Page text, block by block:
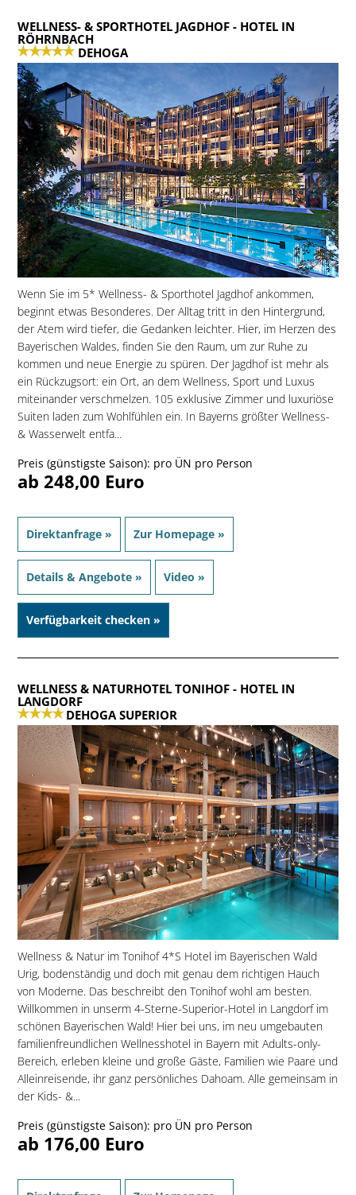
WELLNESS- & SPORTHOTEL JAGDHOF- HOTEL IN
RÖHRNBACH
DEHOGA
Wenn Sie im 5* Wellness- & Sporthotel Jagdhof ankommen,
beginnt etwas Besonderes. Der Alltag tritt in den Hintergrund,
der Atem wird tiefer, die Gedanken leichter. Hier, im Herzen des
Bayerischen Waldes, finden Sie den Raum, um zur Ruhe zu
kommen und neue Energie zu spüren. Der Jagdhof ist mehr als
ein Rückzugsort: ein Ort, an dem Wellness, Sport und Luxus
miteinander verschmelzen. 105 exklusive Zimmer und luxuriöse
Suiten laden zum Wohlfühlen ein. In Bayerns größter Wellness-
& Wasserwelt entfa...
Preis (günstigste Saison): pro ÜN pro Person
ab 248,00 Euro
Direktanfrage » Zur Homepage »
Details & Angebote » Video »
Verfügbarkeit checken »
WELLNESS & NATURHOTEL TONIHOF- HOTEL IN
LANGDORF
DEHOGA SUPERIOR
Wellness & Natur im Tonihof 4*S Hotel im Bayerischen Wald
Urig, bodenständig und doch mit genau dem richtigen Hauch
von Moderne. Das beschreibt den Tonihof wohl am besten.
Willkommen in unserm 4-Sterne-Superior-Hotel in Langdorf im
schönen Bayerischen Wald! Hier bei uns, im neu umgebauten
familien­freundlichen Wellnesshotel in Bayern mit Adults-only-
Bereich, erleben kleine und große Gäste, Familien wie Paare und
Alleinreisende, ihr ganz persönliches Dahoam. Alle gemeinsam in
der Kids- &...
Preis (günstigste Saison): pro ÜN pro Person
ab 176,00 Euro